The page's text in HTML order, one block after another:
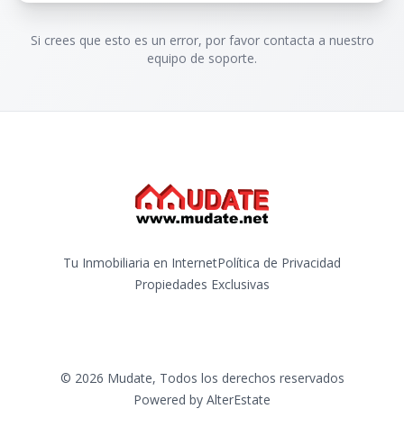
Si crees que esto es un error, por favor contacta a nuestro
equipo de soporte.
Tu Inmobiliaria en InternetPolítica de Privacidad
Propiedades Exclusivas
© 2026 Mudate, Todos los derechos reservados
Powered by AlterEstate